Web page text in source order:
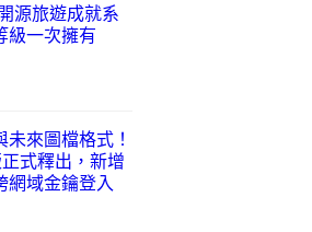
源旅遊成就系
級一次擁有
來圖檔格式！
式釋出，新增
網域金鑰登入